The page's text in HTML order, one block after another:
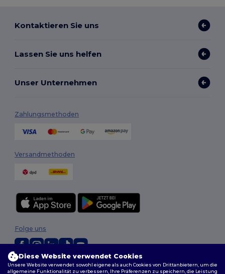
Kontaktieren Sie uns
Lassen Sie uns helfen
Unser Unternehmen
Zahlungsmethoden
Versandmethoden
2026. Alle Rechte vorbehalten
Folge uns
Diese Website verwendet Cookies
Unsere Website verwendet sowohl eigene als auch Cookies von Drittanbietern, um die
allgemeine Funktionalität zu verbessern, Ihre Präferenzen zu speichern, die Leistung